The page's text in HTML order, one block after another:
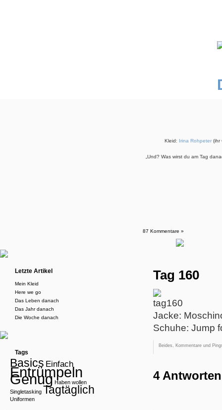
Kleid: Irina Rohpeter (ihr
„Und? Was wirst du am Tag
87 Kommentare »
Tag 160
Jacke:
Schuhe: Jump
Beides, Kommentare und
4
Letzte Artikel
Mein Kleid
Here we go
Das Leben danach
Das Jahr danach
Die Woche danach
Tags
Basics Einfach
Entrümpeln
Genug Haben wollen
Singletasking Tagtäglich
Uniformen